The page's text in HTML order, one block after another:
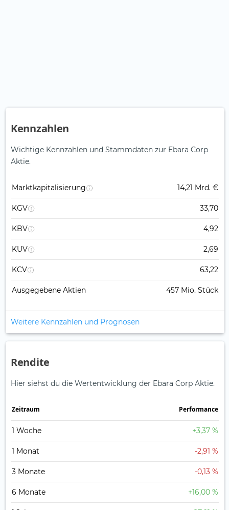
Kennzahlen
Wichtige Kennzahlen und Stammdaten zur Ebara Corp
Aktie.
Marktkapitalisierung 14,21 Mrd. €
KGV 33,70
KBV 4,92
KUV 2,69
KCV 63,22
Ausgegebene Aktien 457 Mio. Stück
Weitere Kennzahlen und Prognosen
Rendite
Hier siehst du die Wertentwicklung der Ebara Corp Aktie.
Zeitraum Perfor­mance
1 Woche +3,37 %
1 Monat -2,91 %
3 Monate -0,13 %
6 Monate +16,00 %